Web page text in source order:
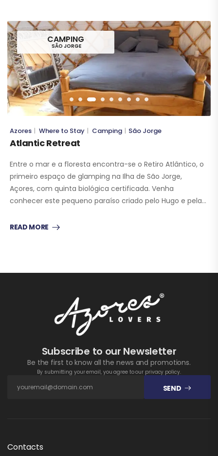
CAMPING
SÃO JORGE
Azores | Where to Stay | Camping | São Jorge
Atlantic Retreat
Entre o mar e a floresta encontra-se o Retiro Atlântico, o
primeiro espaço de glamping na Ilha de São Jorge,
Açores, com quinta biológica certificada. Venha
conhecer este pequeno paraíso criado pelo Hugo e pela…
READ MORE
Subscribe to our Newsletter
Be the first to know all the news and promotions.
By submitting your email, you agree to our privacy policy.
SEND
Contacts